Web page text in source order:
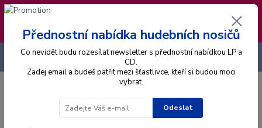
❣️ Od 4.8. do 13.8. čerpám dovolenou. Datum
expedice objednávek se posouvá na pátek
14.8.2026 🐋
CZK
+420 725 736 293
Přednostní nabídka hudebních nosičů
Co nevidět budu rozesílat newsletter s přednostní nabídkou LP a
CD.
Zadej email a budeš patřit mezi šťastlivce, kteří si budou moci
vybrat.
Odeslat